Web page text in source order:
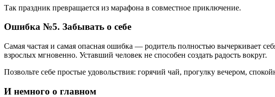
Так праздник превращается из марафона в совместное приключение.
Ошибка №5. Забывать о себе
Самая частая и самая опасная ошибка — родитель полностью вычеркивает
взрослых мгновенно. Уставший человек не способен создать радость вокруг.
Позвольте себе простые удовольствия: горячий чай, прогулку вечером,
И немного о главном